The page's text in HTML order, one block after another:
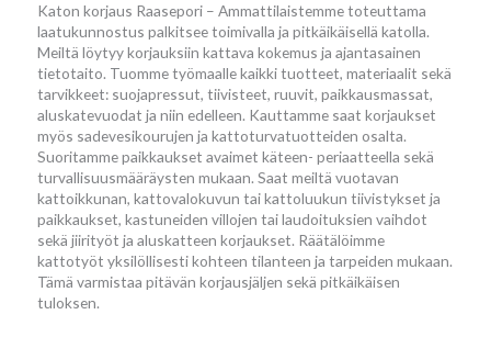
Katon korjaus Raasepori – Ammattilaistemme toteuttama
laatukunnostus palkitsee toimivalla ja pitkäikäisellä katolla.
Meiltä löytyy korjauksiin kattava kokemus ja ajantasainen
tietotaito. Tuomme työmaalle kaikki tuotteet, materiaalit sekä
tarvikkeet: suojapressut, tiivisteet, ruuvit, paikkausmassat,
aluskatevuodat ja niin edelleen. Kauttamme saat korjaukset
myös sadevesikourujen ja kattoturvatuotteiden osalta.
Suoritamme paikkaukset avaimet käteen- periaatteella sekä
turvallisuusmääräysten mukaan. Saat meiltä vuotavan
kattoikkunan, kattovalokuvun tai kattoluukun tiivistykset ja
paikkaukset, kastuneiden villojen tai laudoituksien vaihdot
sekä jiirityöt ja aluskatteen korjaukset. Räätälöimme
kattotyöt yksilöllisesti kohteen tilanteen ja tarpeiden mukaan.
Tämä varmistaa pitävän korjausjäljen sekä pitkäikäisen
tuloksen.